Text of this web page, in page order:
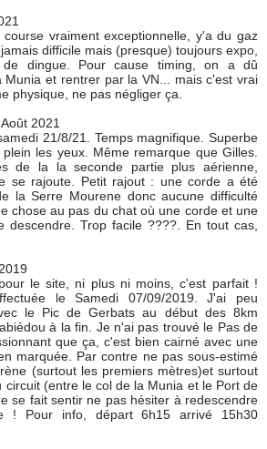
vraiment exceptionnelle, y'a du gaz
difficile mais (presque) toujours expo,
dingue. Pour cause timing, on a dû
Munia et rentrer par la VN... mais c'est vrai
physique, ne pas négliger ça.
2021
21/8/21. Temps magnifique. Superbe
les yeux. Même remarque que Gilles.
de la la seconde partie plus aérienne,
se rajoute. Petit rajout : une corde a été
la Serre Mourene donc aucune difficulté
chose au pas du chat où une corde et une
descendre. Trop facile ????. En tout cas,
le site, ni plus ni moins, c'est parfait !
le Samedi 07/09/2019. J'ai peu
le Pic de Gerbats au début des 8km
à la fin. Je n'ai pas trouvé le Pas de
que ça, c'est bien cairné avec une
marquée. Par contre ne pas sous-estimé
(surtout les premiers mètres)et surtout
circuit (entre le col de la Munia et le Port de
se fait sentir ne pas hésiter à redescendre
! Pour info, départ 6h15 arrivé 15h30